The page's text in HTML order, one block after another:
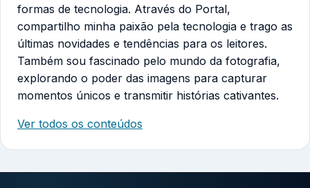
formas de tecnologia. Através do Portal,
compartilho minha paixão pela tecnologia e trago as
últimas novidades e tendências para os leitores.
Também sou fascinado pelo mundo da fotografia,
explorando o poder das imagens para capturar
momentos únicos e transmitir histórias cativantes.
Ver todos os conteúdos